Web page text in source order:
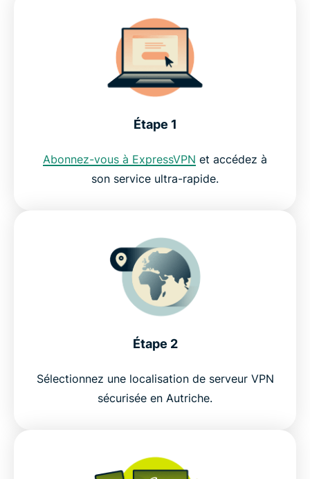
Étape 1
Abonnez-vous à ExpressVPN et accédez à
son service ultra-rapide.
Étape 2
Sélectionnez une localisation de serveur VPN
sécurisée en Autriche.